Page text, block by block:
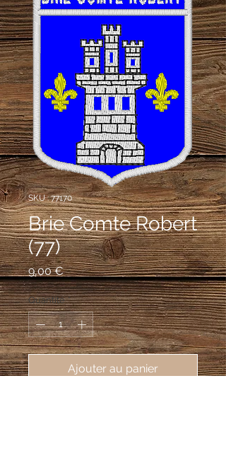
SKU : 77170
Brie Comte Robert
(77)
9,00 €Prix
Quantité *
Ajouter au panier